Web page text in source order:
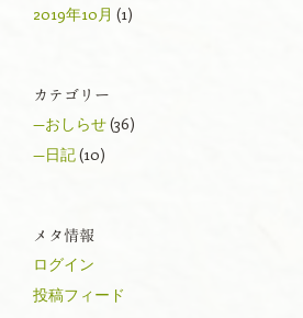
2019年10月 (1)
カテゴリー
—おしらせ(36)
—日記(10)
メタ情報
ログイン
投稿フィード